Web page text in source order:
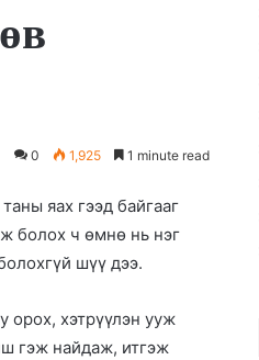
0 1,925 1 minute read
яах гээд байгааг
болох ч өмнө нь нэг
шүү дээ.
орох, хэтрүүлэн ууж
гэж найдаж, итгэж